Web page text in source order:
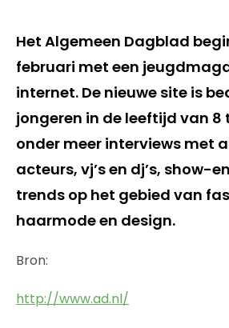
Het Algemeen Dagblad
februari met een
internet. De nieuwe site is
jongeren in de leeftijd van 8
onder meer interviews met
acteurs, vj’s en dj’s, show-
trends op het gebied van
haarmode en design.
Bron:
http://www.ad.nl/